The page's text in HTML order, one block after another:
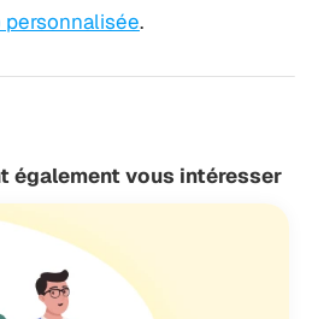
.
également vous intéresser